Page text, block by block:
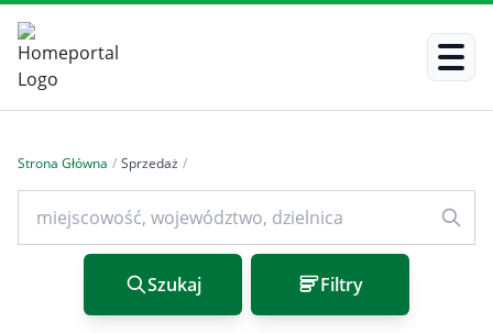
Strona Główna / Sprzedaż /
Szukaj Filtry